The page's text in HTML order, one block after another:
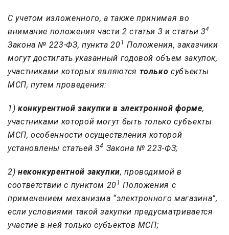
С учетом изложенного, а также принимая во
внимание положения части 2 статьи 3 и статьи 34
Закона № 223-ФЗ, пункта 201 Положения, заказчики
могут достигать указанный годовой объем закупок,
участниками которых являются только субъекты
МСП, путем проведения:
1) конкурентной закупки в электронной форме,
участниками которой могут быть только субъекты
МСП, особенности осуществления которой
установлены статьей 34 Закона № 223-ФЗ;
2) неконкурентной закупки, проводимой в
соответствии с пунктом 201 Положения с
применением механизма “электронного магазина”,
если условиями такой закупки предусматривается
участие в ней только субъектов МСП;